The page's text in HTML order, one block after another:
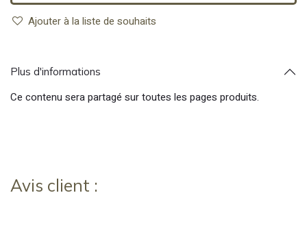
Ajouter à la liste de souhaits
Plus d'informations
Ce contenu sera partagé sur toutes les pages produits.
Avis client :